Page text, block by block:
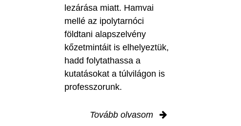
lezárása miatt. Hamvai
mellé az ipolytarnóci
földtani alapszelvény
kőzetmintáit is elhelyeztük,
hadd folytathassa a
kutatásokat a túlvilágon is
professzorunk.
Tovább olvasom